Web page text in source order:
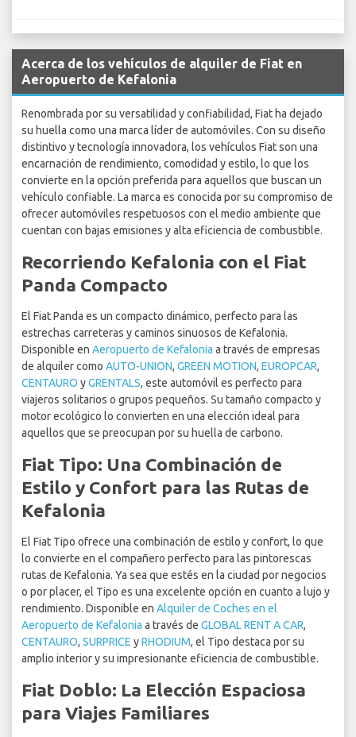
Acerca de los vehículos de alquiler de Fiat en
Aeropuerto de Kefalonia
Renombrada por su versatilidad y confiabilidad, Fiat ha dejado
su huella como una marca líder de automóviles. Con su diseño
distintivo y tecnología innovadora, los vehículos Fiat son una
encarnación de rendimiento, comodidad y estilo, lo que los
convierte en la opción preferida para aquellos que buscan un
vehículo confiable. La marca es conocida por su compromiso de
ofrecer automóviles respetuosos con el medio ambiente que
cuentan con bajas emisiones y alta eficiencia de combustible.
Recorriendo Kefalonia con el Fiat
Panda Compacto
El Fiat Panda es un compacto dinámico, perfecto para las
estrechas carreteras y caminos sinuosos de Kefalonia.
Disponible en Aeropuerto de Kefalonia a través de empresas
de alquiler como AUTO-UNION, GREEN MOTION, EUROPCAR,
CENTAURO yGRENTALS, este automóvil es perfecto para
viajeros solitarios o grupos pequeños. Su tamaño compacto y
motor ecológico lo convierten en una elección ideal para
aquellos que se preocupan por su huella de carbono.
Fiat Tipo: Una Combinación de
Estilo y Confort para las Rutas de
Kefalonia
El Fiat Tipo ofrece una combinación de estilo y confort, lo que
lo convierte en el compañero perfecto para las pintorescas
rutas de Kefalonia. Ya sea que estés en la ciudad por negocios
o por placer, el Tipo es una excelente opción en cuanto a lujo y
rendimiento. Disponible en Alquiler de Coches en el
Aeropuerto de Kefalonia a través de GLOBAL RENT A CAR,
CENTAURO, SURPRICE yRHODIUM, el Tipo destaca por su
amplio interior y su impresionante eficiencia de combustible.
Fiat Doblo: La Elección Espaciosa
para Viajes Familiares